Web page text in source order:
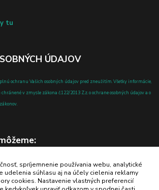
tu
ÚDAJOV
ochranu Vašich osobných údajov pred zneužitím. Všetky informácie,
chránené v zmysle zákona č.122/2013 Z.z. o ochrane osobných údajov a o
spríjemnenie používania webu, analytické
udelenia súhlasu aj na účely cielenia reklamy
cookies. Nastavenie vlastných preferencií